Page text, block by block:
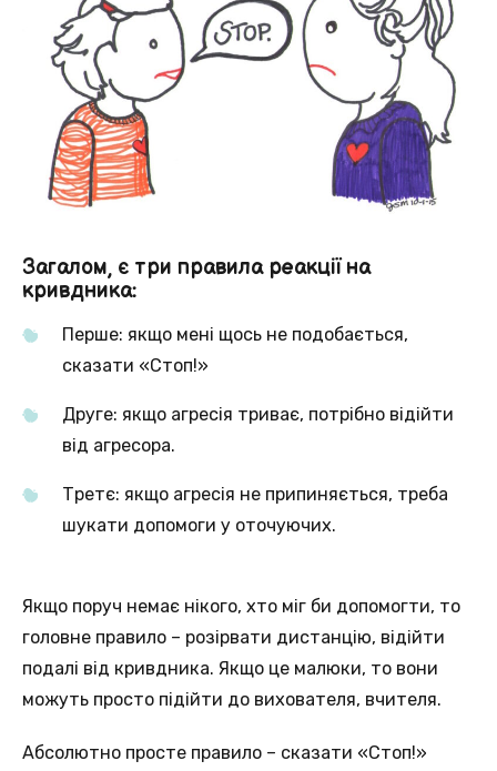
Загалом, є три правила реакції на
кривдника:
Перше: якщо мені щось не подобається,
сказати «Стоп!»
Друге: якщо агресія триває, потрібно відійти
від агресора.
Третє: якщо агресія не припиняється, треба
шукати допомоги у оточуючих.
Якщо поруч немає нікого, хто міг би допомогти, то
головне правило – розірвати дистанцію, відійти
подалі від кривдника. Якщо це малюки, то вони
можуть просто підійти до вихователя, вчителя.
Абсолютно просте правило – сказати «Стоп!»